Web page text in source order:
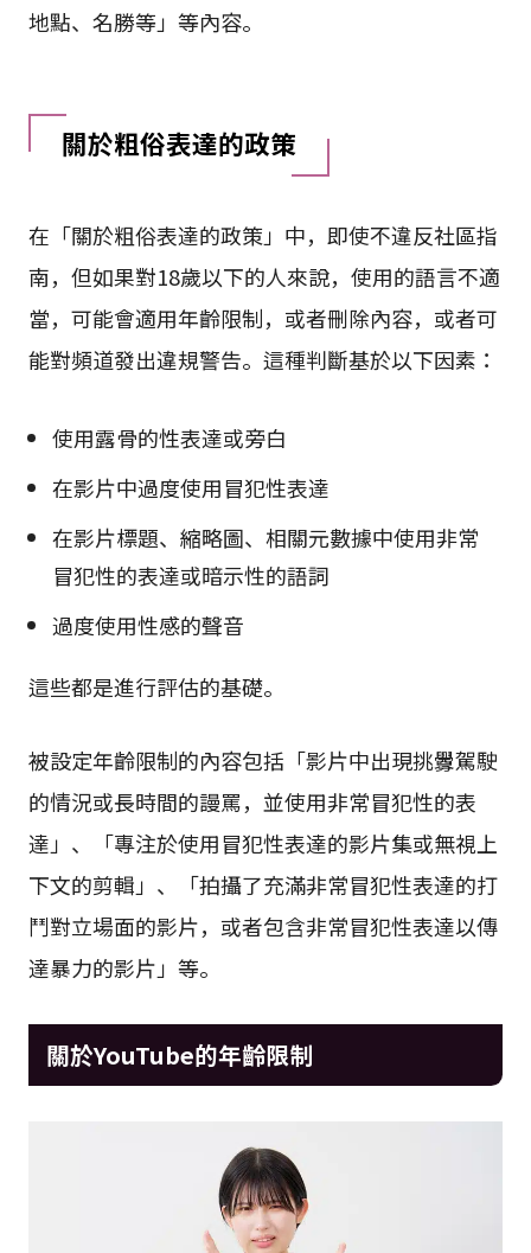
地點、名勝等」等內容。
關於粗俗表達的政策
在「關於粗俗表達的政策」中，即使不違反社區指
南，但如果對18歲以下的人來說，使用的語言不適
當，可能會適用年齡限制，或者刪除內容，或者可
能對頻道發出違規警告。這種判斷基於以下因素：
使用露骨的性表達或旁白
在影片中過度使用冒犯性表達
在影片標題、縮略圖、相關元數據中使用非常
冒犯性的表達或暗示性的語詞
過度使用性感的聲音
這些都是進行評估的基礎。
被設定年齡限制的內容包括「影片中出現挑釁駕駛
的情況或長時間的謾罵，並使用非常冒犯性的表
達」、「專注於使用冒犯性表達的影片集或無視上
下文的剪輯」、「拍攝了充滿非常冒犯性表達的打
鬥對立場面的影片，或者包含非常冒犯性表達以傳
達暴力的影片」等。
關於YouTube的年齡限制